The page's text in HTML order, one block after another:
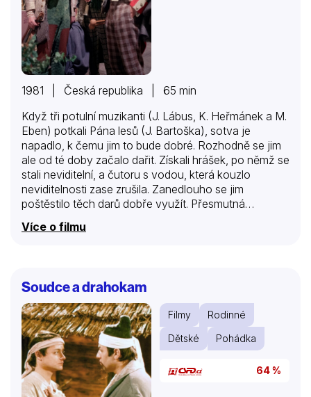
1981 | Česká republika | 65 min
Když tři potulní muzikanti (J. Lábus, K. Heřmánek a M.
Eben) potkali Pána lesů (J. Bartoška), sotva je
napadlo, k čemu jim to bude dobré. Rozhodně se jim
ale od té doby začalo dařit. Získali hrášek, po němž se
stali neviditelní, a čutoru s vodou, která kouzlo
neviditelnosti zase zrušila. Zanedlouho se jim
poštěstilo těch darů dobře využít. Přesmutná
princezna Johanka (Z. Jandová) se zase začala
usmívat, když svými kouzly donutili jejího královského
Více o filmu
Soudce a drahokam
Filmy
Rodinné
Dětské
Pohádka
64 %